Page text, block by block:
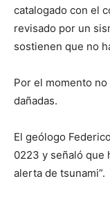
catalogado con el
revisado por un
sostienen que no
Por el momento
dañadas.
El geólogo
0223 y señaló que
alerta de tsunami”.